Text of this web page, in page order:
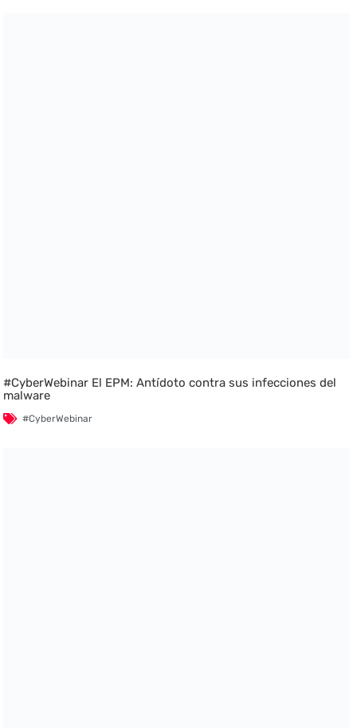
#CyberWebinar El EPM: Antídoto contra sus infecciones del
malware
#CyberWebinar